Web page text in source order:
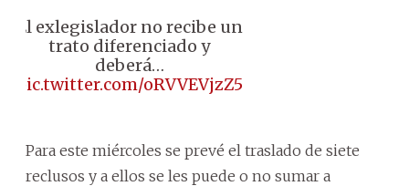
El exlegislador no recibe un
trato diferenciado y
deberá…
pic.twitter.com/oRVVEVjzZ5
Para este miércoles se prevé el traslado de siete
reclusos y a ellos se les puede o no sumar a